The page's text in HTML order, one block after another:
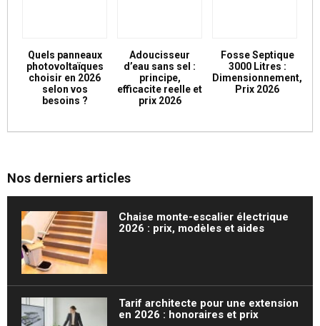
Quels panneaux
photovoltaïques
choisir en 2026
selon vos
besoins ?
Adoucisseur
d’eau sans sel :
principe,
efficacite reelle et
prix 2026
Fosse Septique
3000 Litres :
Dimensionnement,
Prix 2026
Nos derniers articles
Chaise monte-escalier électrique
2026 : prix, modèles et aides
Tarif architecte pour une extension
en 2026 : honoraires et prix